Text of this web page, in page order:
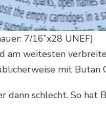
7/16’’x28 UNEF)
weitesten
mit
schlecht. So hat